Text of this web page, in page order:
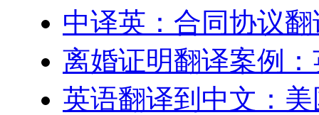
中译英：合同协议
离婚证明翻译案例
英语翻译到中文：